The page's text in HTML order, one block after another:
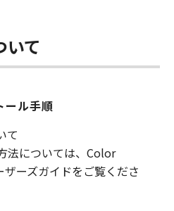
た時点、または「本ソ
より終了されるまで有
トウェア」およびその
ることができます。
いて
ール手順
て
法については、Color
ーズガイドをご覧くださ